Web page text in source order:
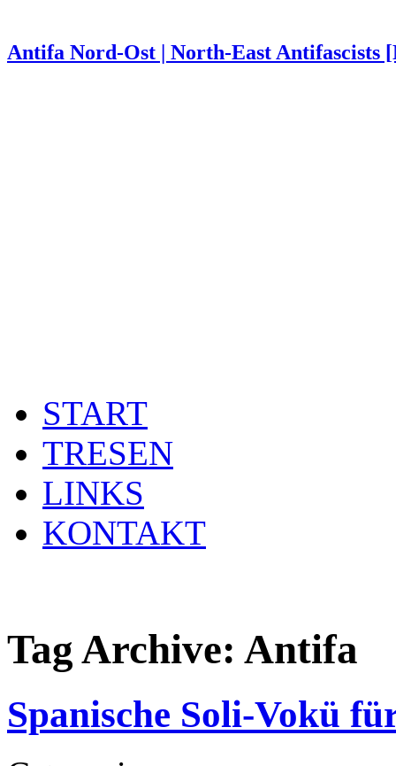
Antifa Nord-Ost | North-East Antifascists
START
TRESEN
LINKS
KONTAKT
Tag Archive: Antifa
Spanische Soli-Vokü